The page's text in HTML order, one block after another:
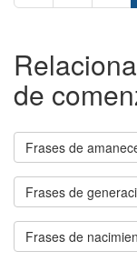
de
Frases de
Frases de
Frases de